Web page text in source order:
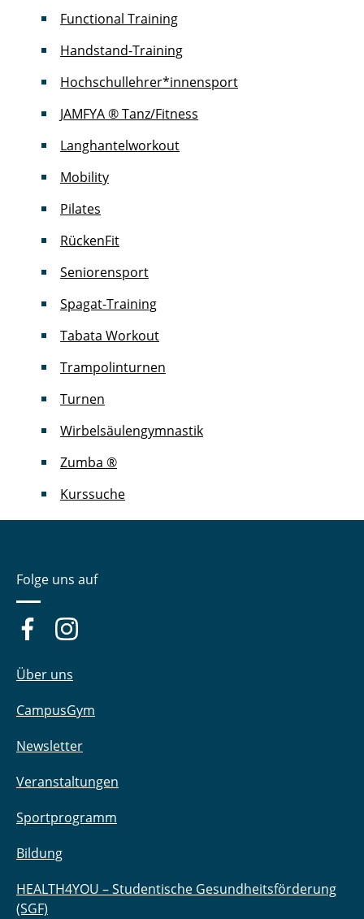
Functional Training
Handstand-Training
Hochschullehrer*innensport
JAMFYA ® Tanz/Fitness
Langhantelworkout
Mobility
Pilates
RückenFit
Seniorensport
Spagat-Training
Tabata Workout
Trampolinturnen
Turnen
Wirbelsäulengymnastik
Zumba ®
Kurssuche
Folge uns auf
Über uns
CampusGym
Newsletter
Veranstaltungen
Sportprogramm
Bildung
HEALTH4YOU – Studentische Gesundheitsförderung
(SGF)